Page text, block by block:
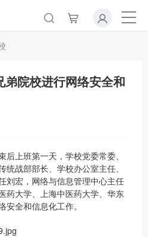
院校进行网络安全和
上班第一天，学校党委常委、
战部部长、学校办公室主任、
刘宏，网络与信息管理中心主任
药大学、上海中医药大学、华东
全和信息化工作。